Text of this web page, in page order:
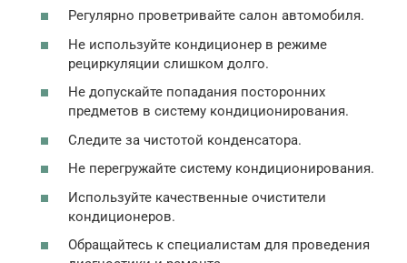
Регулярно проветривайте салон автомобиля.
Не используйте кондиционер в режиме
рециркуляции слишком долго.
Не допускайте попадания посторонних
предметов в систему кондиционирования.
Следите за чистотой конденсатора.
Не перегружайте систему кондиционирования.
Используйте качественные очистители
кондиционеров.
Обращайтесь к специалистам для проведения